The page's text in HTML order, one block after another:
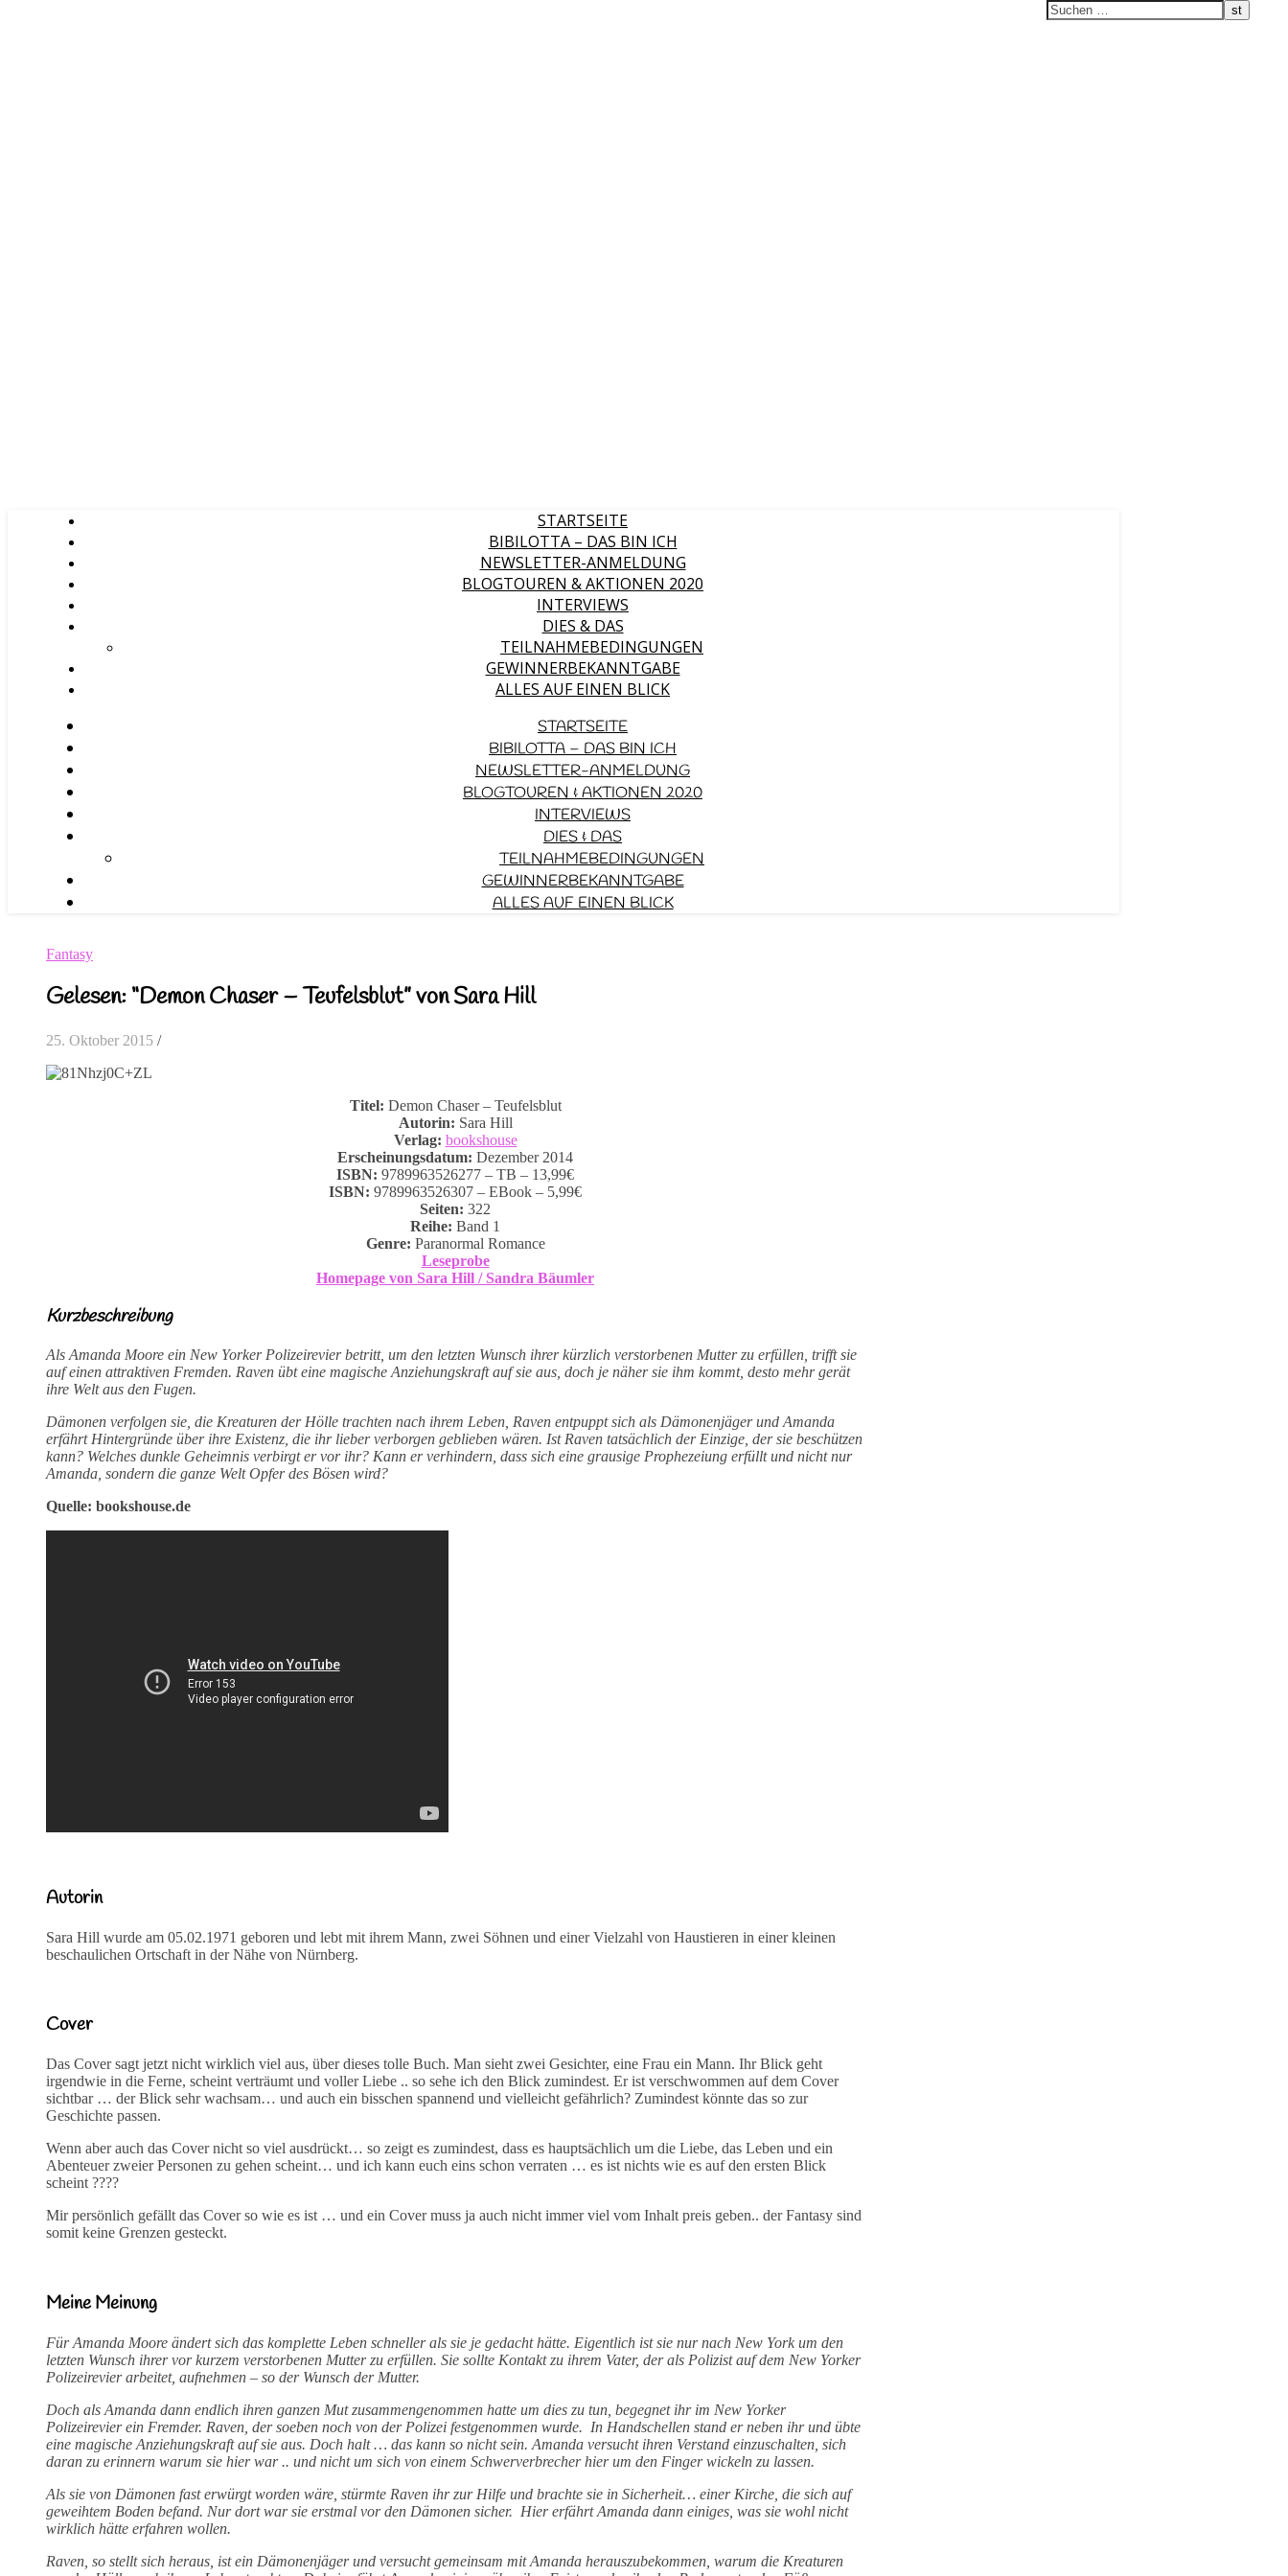
STARTSEITE
BIBILOTTA – DAS BIN ICH
NEWSLETTER-ANMELDUNG
BLOGTOUREN & AKTIONEN 2020
INTERVIEWS
DIES & DAS
TEILNAHMEBEDINGUNGEN
GEWINNERBEKANNTGABE
ALLES AUF EINEN BLICK
STARTSEITE
BIBILOTTA – DAS BIN ICH
NEWSLETTER-ANMELDUNG
BLOGTOUREN & AKTIONEN 2020
INTERVIEWS
DIES & DAS
TEILNAHMEBEDINGUNGEN
GEWINNERBEKANNTGABE
ALLES AUF EINEN BLICK
Fantasy
Gelesen: “Demon Chaser – Teufelsblut” von Sara Hill
25. Oktober 2015 /
Titel: Demon Chaser – Teufelsblut
Autorin: Sara Hill
Verlag: bookshouse
Erscheinungsdatum: Dezember 2014
ISBN: 9789963526277 – TB – 13,99€
ISBN: 9789963526307 – EBook – 5,99€
Seiten: 322
Reihe: Band 1
Genre: Paranormal Romance
Leseprobe
Homepage von Sara Hill / Sandra Bäumler
Kurzbeschreibung
Als Amanda Moore ein New Yorker Polizeirevier betritt, um den letzten Wunsch ihrer kürzlich verstorbenen Mutter zu erfüllen, trifft sie
auf einen attraktiven Fremden. Raven übt eine magische Anziehungskraft auf sie aus, doch je näher sie ihm kommt, desto mehr gerät
ihre Welt aus den Fugen.
Dämonen verfolgen sie, die Kreaturen der Hölle trachten nach ihrem Leben, Raven entpuppt sich als Dämonenjäger und Amanda
erfährt Hintergründe über ihre Existenz, die ihr lieber verborgen geblieben wären. Ist Raven tatsächlich der Einzige, der sie beschützen
kann? Welches dunkle Geheimnis verbirgt er vor ihr? Kann er verhindern, dass sich eine grausige Prophezeiung erfüllt und nicht nur
Amanda, sondern die ganze Welt Opfer des Bösen wird?
Quelle: bookshouse.de
Autorin
Sara Hill wurde am 05.02.1971 geboren und lebt mit ihrem Mann, zwei Söhnen und einer Vielzahl von Haustieren in einer kleinen
beschaulichen Ortschaft in der Nähe von Nürnberg.
Cover
Das Cover sagt jetzt nicht wirklich viel aus, über dieses tolle Buch. Man sieht zwei Gesichter, eine Frau ein Mann. Ihr Blick geht
irgendwie in die Ferne, scheint verträumt und voller Liebe .. so sehe ich den Blick zumindest. Er ist verschwommen auf dem Cover
sichtbar … der Blick sehr wachsam… und auch ein bisschen spannend und vielleicht gefährlich? Zumindest könnte das so zur
Geschichte passen.
Wenn aber auch das Cover nicht so viel ausdrückt… so zeigt es zumindest, dass es hauptsächlich um die Liebe, das Leben und ein
Abenteuer zweier Personen zu gehen scheint… und ich kann euch eins schon verraten … es ist nichts wie es auf den ersten Blick
scheint ????
Mir persönlich gefällt das Cover so wie es ist … und ein Cover muss ja auch nicht immer viel vom Inhalt preis geben.. der Fantasy sind
somit keine Grenzen gesteckt.
Meine Meinung
Für Amanda Moore ändert sich das komplette Leben schneller als sie je gedacht hätte. Eigentlich ist sie nur nach New York um den
letzten Wunsch ihrer vor kurzem verstorbenen Mutter zu erfüllen. Sie sollte Kontakt zu ihrem Vater, der als Polizist auf dem New Yorker
Polizeirevier arbeitet, aufnehmen – so der Wunsch der Mutter.
Doch als Amanda dann endlich ihren ganzen Mut zusammengenommen hatte um dies zu tun, begegnet ihr im New Yorker
Polizeirevier ein Fremder. Raven, der soeben noch von der Polizei festgenommen wurde. In Handschellen stand er neben ihr und übte
eine magische Anziehungskraft auf sie aus. Doch halt … das kann so nicht sein. Amanda versucht ihren Verstand einzuschalten, sich
daran zu erinnern warum sie hier war .. und nicht um sich von einem Schwerverbrecher hier um den Finger wickeln zu lassen.
Als sie von Dämonen fast erwürgt worden wäre, stürmte Raven ihr zur Hilfe und brachte sie in Sicherheit… einer Kirche, die sich auf
geweihtem Boden befand. Nur dort war sie erstmal vor den Dämonen sicher. Hier erfährt Amanda dann einiges, was sie wohl nicht
wirklich hätte erfahren wollen.
Raven, so stellt sich heraus, ist ein Dämonenjäger und versucht gemeinsam mit Amanda herauszubekommen, warum die Kreaturen